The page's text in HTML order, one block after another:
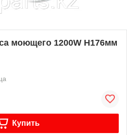
моющего 1200W H176мм
Купить